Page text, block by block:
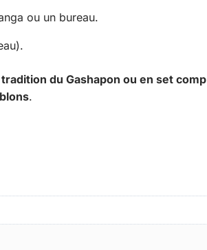
ou un bureau.
du Gashapon ou en set
.